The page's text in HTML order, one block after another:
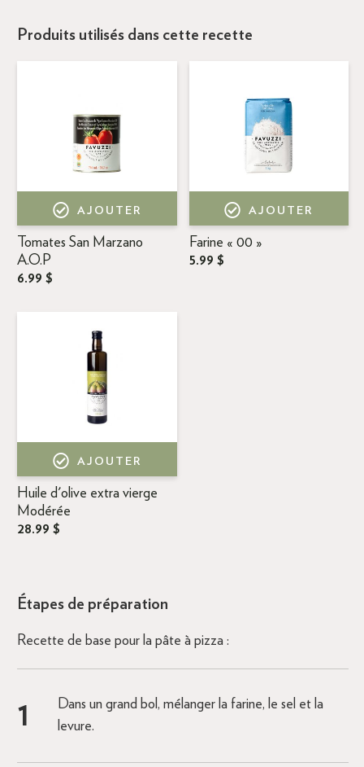
Produits utilisés dans cette recette
AJOUTER
Tomates San Marzano
A.O.P
6.99 $
AJOUTER
Farine « 00 »
5.99 $
AJOUTER
Huile d'olive extra vierge
Modérée
28.99 $
Étapes de préparation
Recette de base pour la pâte à pizza :
Dans un grand bol, mélanger la farine, le sel et la
levure.